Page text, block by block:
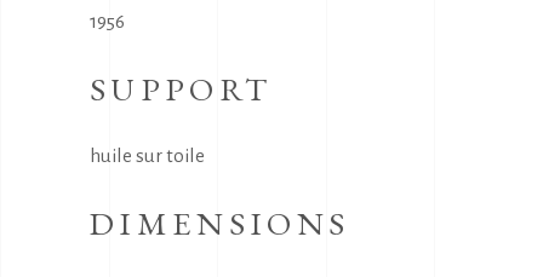
1956
SUPPORT
huile sur toile
DIMENSIONS